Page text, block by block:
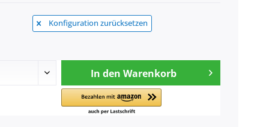
Konfiguration zurücksetzen
In den Warenkorb